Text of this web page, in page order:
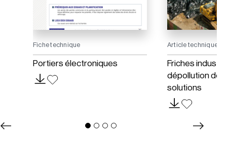
Fiche technique
Portiers électroniques
Article technique
Friches
dépollution des
solutions